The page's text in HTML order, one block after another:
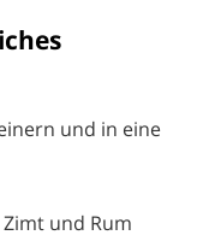
und in eine
und Rum